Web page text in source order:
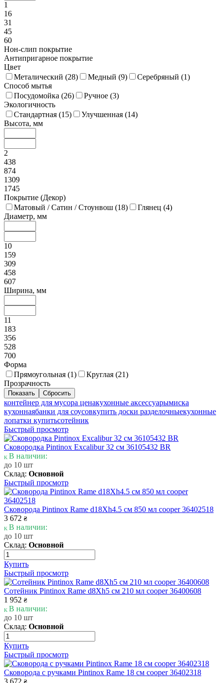
1
16
31
45
60
Нон-слип покрытие
Антипригарное покрытие
Цвет
Металический (28) Медный (9) Серебряный (1)
Способ мытья
Посудомойка (26) Ручное (3)
Экологичность
Стандартная (15) Улучшенная (14)
Высота, мм
2
438
874
1309
1745
Покрытие (Декор)
Матовый / Сатин / Стоунвош (18) Глянец (4)
Диаметр, мм
10
159
309
458
607
Ширина, мм
11
183
356
528
700
Форма
Прямоугольная (1) Круглая (21)
Прозрачность
контейнер для мусора ценакухонные аксессуарымиска
кухоннаябанки для соусовкупить доски разделочныекухонные
лопатки купитьсотейник
Быстрый просмотр
Сковородка Pintinox Excalibur 32 см 36105432 BR
В наличии:
до 10 шт
Склад: Основной
Быстрый просмотр
Сковорода Pintinox Rame d18Xh4.5 см 850 мл cooper 36402518
3 672 ₴
В наличии:
до 10 шт
Склад: Основной
Купить
Быстрый просмотр
Сотейник Pintinox Rame d8Xh5 см 210 мл cooper 36400608
1 952 ₴
В наличии:
до 10 шт
Склад: Основной
Купить
Быстрый просмотр
Сковорода с ручками Pintinox Rame 18 см cooper 36402318